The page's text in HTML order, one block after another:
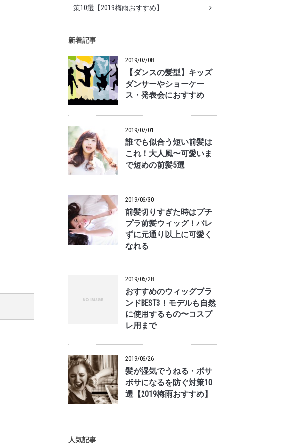
策10選【2019梅雨おすすめ】
新着記事
2019/07/08
【ダンスの髪型】キッズ
ダンサーやショーケー
ス・発表会におすすめ
2019/07/01
誰でも似合う短い前髪は
これ！大人風〜可愛いま
で短めの前髪5選
2019/06/30
前髪切りすぎた時はプチ
プラ前髪ウィッグ！バレ
ずに元通り以上に可愛く
なれる
2019/06/28
おすすめのウィッグブラ
ンドBEST3！モデルも自然
に使用するもの〜コスプ
レ用まで
2019/06/26
髪が湿気でうねる・ボサ
ボサになるを防ぐ対策10
選【2019梅雨おすすめ】
人気記事